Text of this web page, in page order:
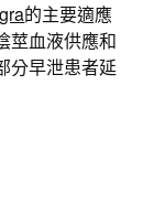
的主要適應
莖血液供應和
分早泄患者延